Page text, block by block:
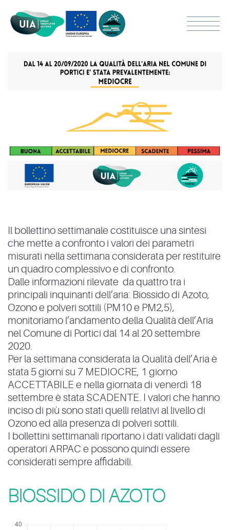
Il bollettino settimanale costituisce una sintesi
che mette a confronto i valori dei parametri
misurati nella settimana considerata per restituire
un quadro complessivo e di confronto.
Dalle informazioni rilevate da quattro tra i
principali inquinanti dell’aria: Biossido di Azoto,
Ozono e polveri sottili (PM10 e PM2,5),
monitoriamo l’andamento della Qualità dell’Aria
nel Comune di Portici dal 14 al 20 settembre
2020.
Per la settimana considerata la Qualità dell’Aria è
stata 5 giorni su 7 MEDIOCRE, 1 giorno
ACCETTABILE e nella giornata di venerdì 18
settembre è stata SCADENTE. I valori che hanno
inciso di più sono stati quelli relativi al livello di
Ozono ed alla presenza di polveri sottili.
I bollettini settimanali riportano i dati validati dagli
operatori ARPAC e possono quindi essere
considerati sempre affidabili.
BIOSSIDO DI AZOTO